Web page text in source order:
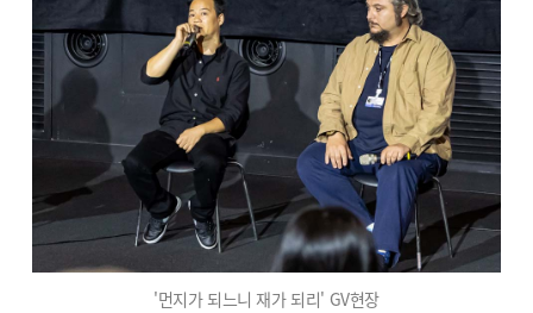
'먼지가 되느니 재가 되리' GV현장